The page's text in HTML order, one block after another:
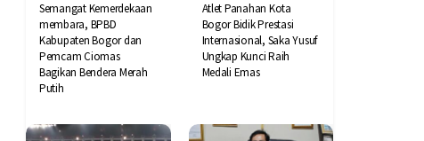
Semangat Kemerdekaan
membara, BPBD
Kabupaten Bogor dan
Pemcam Ciomas
Bagikan Bendera Merah
Putih
Atlet Panahan Kota
Bogor Bidik Prestasi
Internasional, Saka Yusuf
Ungkap Kunci Raih
Medali Emas